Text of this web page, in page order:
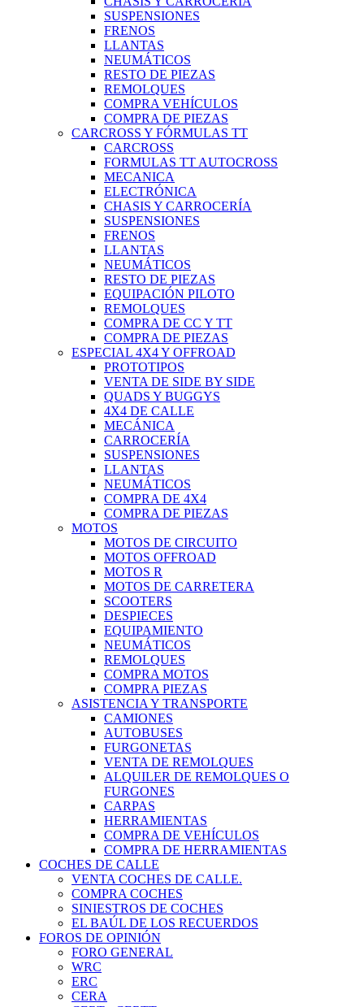
SUSPENSIONES
FRENOS
LLANTAS
NEUMÁTICOS
RESTO DE PIEZAS
REMOLQUES
COMPRA VEHÍCULOS
COMPRA DE PIEZAS
CARCROSS Y FÓRMULAS TT
CARCROSS
FORMULAS TT AUTOCROSS
MECANICA
ELECTRÓNICA
CHASIS Y CARROCERÍA
SUSPENSIONES
FRENOS
LLANTAS
NEUMÁTICOS
RESTO DE PIEZAS
EQUIPACIÓN PILOTO
REMOLQUES
COMPRA DE CC Y TT
COMPRA DE PIEZAS
ESPECIAL 4X4 Y OFFROAD
PROTOTIPOS
VENTA DE SIDE BY SIDE
QUADS Y BUGGYS
4X4 DE CALLE
MECÁNICA
CARROCERÍA
SUSPENSIONES
LLANTAS
NEUMÁTICOS
COMPRA DE 4X4
COMPRA DE PIEZAS
MOTOS
MOTOS DE CIRCUITO
MOTOS OFFROAD
MOTOS R
MOTOS DE CARRETERA
SCOOTERS
DESPIECES
EQUIPAMIENTO
NEUMÁTICOS
REMOLQUES
COMPRA MOTOS
COMPRA PIEZAS
ASISTENCIA Y TRANSPORTE
CAMIONES
AUTOBUSES
FURGONETAS
VENTA DE REMOLQUES
ALQUILER DE REMOLQUES O
FURGONES
CARPAS
HERRAMIENTAS
COMPRA DE VEHÍCULOS
COMPRA DE HERRAMIENTAS
COCHES DE CALLE
VENTA COCHES DE CALLE.
COMPRA COCHES
SINIESTROS DE COCHES
EL BAÚL DE LOS RECUERDOS
FOROS DE OPINIÓN
FORO GENERAL
WRC
ERC
CERA